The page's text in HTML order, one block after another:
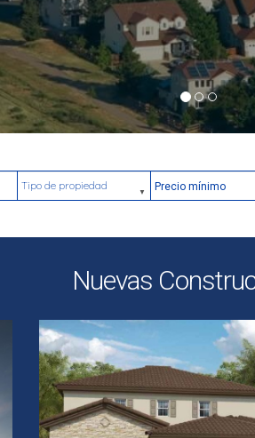
Nuevas